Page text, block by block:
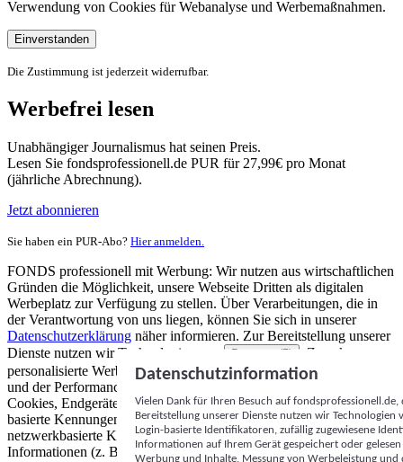
Verwendung von Cookies für Webanalyse und Werbemaßnahmen.
Einverstanden
Die Zustimmung ist jederzeit widerrufbar.
Werbefrei lesen
Unabhängiger Journalismus hat seinen Preis.
Lesen Sie fondsprofessionell.de PUR für 27,99€ pro Monat
(jährliche Abrechnung).
Jetzt abonnieren
Sie haben ein PUR-Abo? Hier anmelden.
FONDS professionell mit Werbung: Wir nutzen aus wirtschaftlichen
Gründen die Möglichkeit, unsere Webseite Dritten als digitalen
Werbeplatz zur Verfügung zu stellen. Über Verarbeitungen, die in
der Verantwortung von uns liegen, können Sie sich in unserer
Datenschutzerklärung näher informieren. Zur Bereitstellung unserer
Dienste nutzen wir Technologien von
Partnern (5)
. Zwecke:
personalisierte Werbung und Inhalte, Messung von Werbeleistung
und der Performance von Inhalten sowie Zielgruppenforschung.
Cookies, Endgeräte- oder ähnliche Online-Kennungen (z. B. login-
basierte Kennungen, zufällig generierte Kennungen,
netzwerkbasierte Kennungen) können zusammen mit anderen
Informationen (z. B. Browsertyp und Browserinformationen,
Datenschutzinformation
Vielen Dank für Ihren Besuch auf
Bereitstellung unserer Dienste nutzen wir Technologien
Login-basierte Identifikatoren, zufällig zugewiesene
Informationen auf Ihrem Gerät gespeichert oder
Werbung und Inhalte, Messung von Werbeleistung